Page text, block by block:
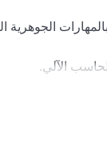
الجوهرية
الآلي.